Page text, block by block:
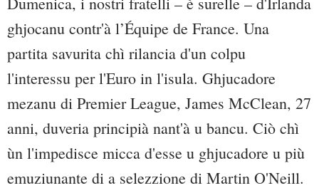
ghjocanu contr'à l’Équipe de France. Una
partita savurita chì rilancia d'un colpu
l'interessu per l'Euro in l'isula. Ghjucadore
mezanu di Premier League, James McClean, 27
anni, duveria principià nant'à u bancu. Ciò chì
ùn l'impedisce micca d'esse u ghjucadore u più
emuziunante di a selezzione di Martin O'Neill.